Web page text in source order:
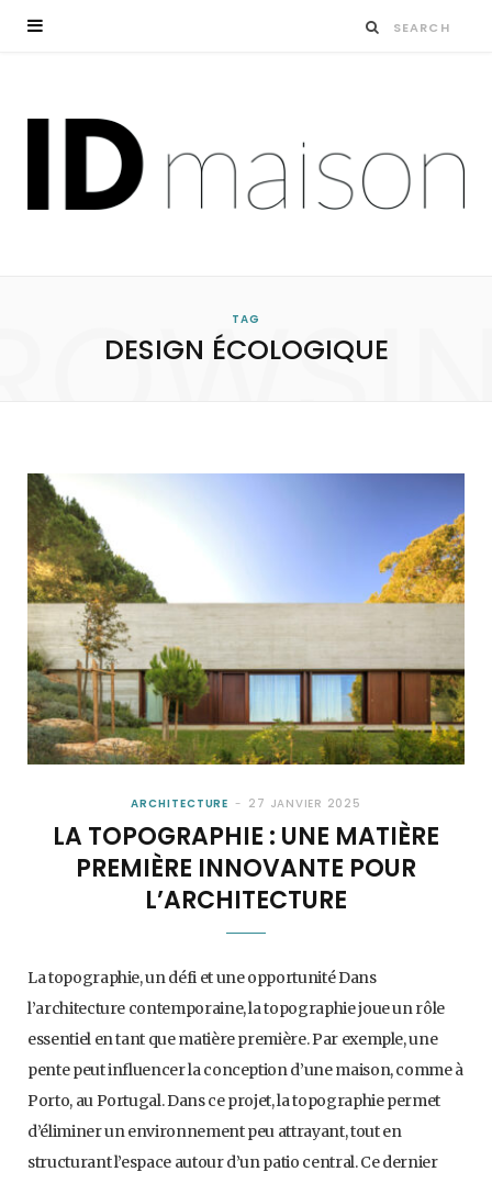
TAG
DESIGN ÉCOLOGIQUE
ARCHITECTURE 27 JANVIER 2025
LA TOPOGRAPHIE : UNE MATIÈRE
PREMIÈRE INNOVANTE POUR
L’ARCHITECTURE
La topographie, un défi et une opportunité Dans
l’architecture contemporaine, la topographie joue un rôle
essentiel en tant que matière première. Par exemple, une
pente peut influencer la conception d’une maison, comme à
Porto, au Portugal. Dans ce projet, la topographie permet
d’éliminer un environnement peu attrayant, tout en
structurant l’espace autour d’un patio central. Ce dernier